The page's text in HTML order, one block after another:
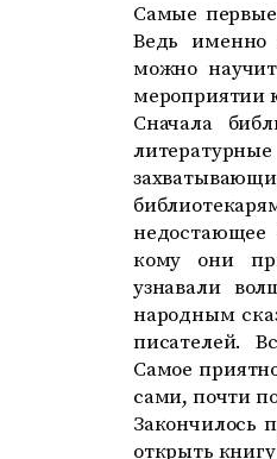
Самые
Ведь именно
можно
мероприятии
Сначала
кому они
узнавали
народным
писателей.
Самое
сами, почти
Закончилось
открыть